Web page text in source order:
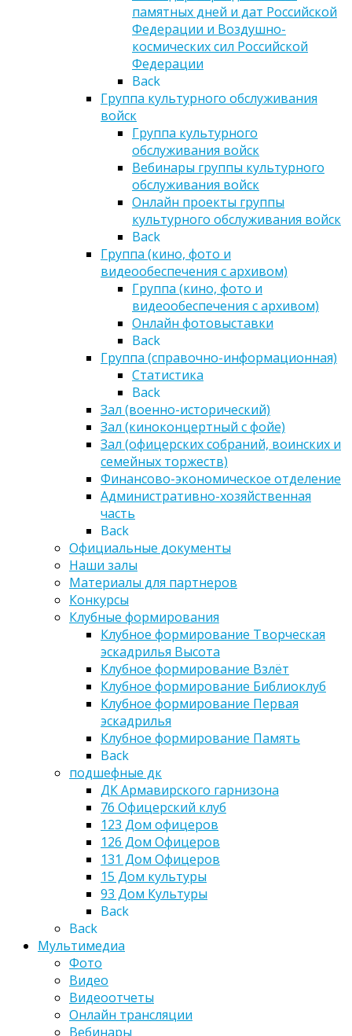
памятных дней и дат Российской
Федерации и Воздушно-
космических сил Российской
Федерации
Back
Группа культурного обслуживания
войск
Группа культурного
обслуживания войск
Вебинары группы культурного
обслуживания войск
Онлайн проекты группы
культурного обслуживания войск
Back
Группа (кино, фото и
видеообеспечения с архивом)
Группа (кино, фото и
видеообеспечения с архивом)
Онлайн фотовыставки
Back
Группа (справочно-информационная)
Статистика
Back
Зал (военно-исторический)
Зал (киноконцертный с фойе)
Зал (офицерских собраний, воинских и
семейных торжеств)
Финансово-экономическое отделение
Административно-хозяйственная
часть
Back
Официальные документы
Наши залы
Материалы для партнеров
Конкурсы
Клубные формирования
Клубное формирование Творческая
эскадрилья Высота
Клубное формирование Взлёт
Клубное формирование Библиоклуб
Клубное формирование Первая
эскадрилья
Клубное формирование Память
Back
подшефные дк
ДК Армавирского гарнизона
76 Офицерский клуб
123 Дом офицеров
126 Дом Офицеров
131 Дом Офицеров
15 Дом культуры
93 Дом Культуры
Back
Back
Мультимедиа
Фото
Видео
Видеоотчеты
Онлайн трансляции
Вебинары